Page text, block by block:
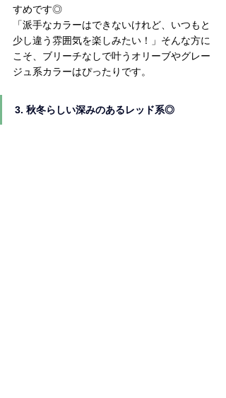
すめです◎
「派手なカラーはできないけれど、いつもと
少し違う雰囲気を楽しみたい！」そんな方に
こそ、ブリーチなしで叶うオリーブやグレー
ジュ系カラーはぴったりです。
3. 秋冬らしい深みのあるレッド系◎